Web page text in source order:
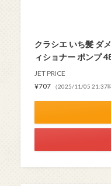
クラシエ いち髪 ダ
ィショナー ポンプ
JET PRICE
¥707
（2025/11/05 21:37